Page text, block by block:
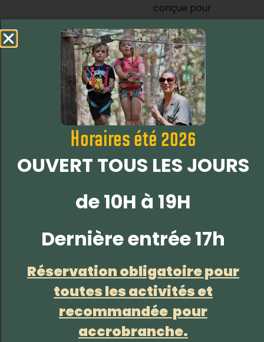
conçue pour
développer des
compétences
spécifiques
garantissant des
moments
conviviaux et
marquants.
Demande de devis
personnalisé
Services
inclus
dans
nos
prestations
:
Encadrement
professionnel
par
opérateurs
formés
Horaires été 2026
OUVERT TOUS LES JOURS
de 10H à 19H
Dernière entrée 17h
Réservation obligatoire pour
toutes les activités et
recommandée pour
accrobranche.